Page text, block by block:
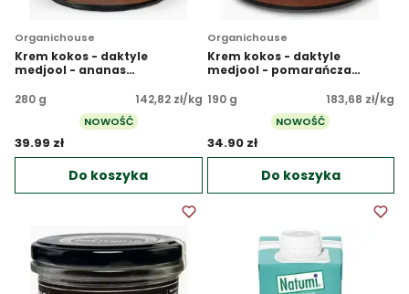
Organichouse
Krem kokos - daktyle
medjool - ananas
280 g
142,82 zł/kg
NOWOŚĆ
39.99 zł
Do koszyka
Organichouse
Krem kokos - daktyle
medjool - pomarańcza
190 g
183,68 zł/kg
NOWOŚĆ
34.90 zł
Do koszyka